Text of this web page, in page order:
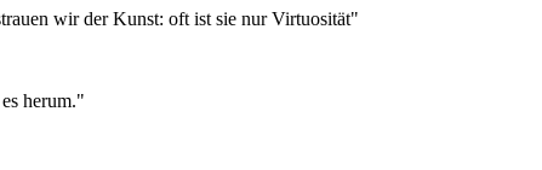
wir der Kunst: oft ist sie nur Virtuosität"
herum."